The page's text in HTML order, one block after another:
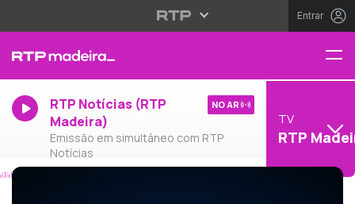
Entrar
RTP Notícias (RTP
Madeira)
Emissão em simultâneo com RTP
Notícias
NO AR
TV
RTP